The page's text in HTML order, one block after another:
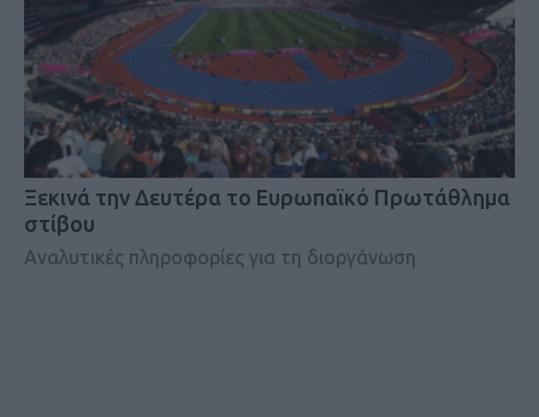
Ξεκινά την Δευτέρα το Ευρωπαϊκό Πρωτάθλημα
στίβου
Αναλυτικές πληροφορίες για τη διοργάνωση